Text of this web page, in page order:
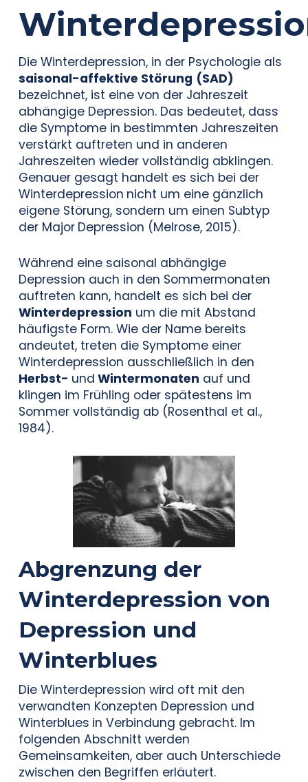
Die Winterdepression, in der Psychologie als
saisonal-affektive Störung (SAD)
bezeichnet, ist eine von der Jahreszeit
abhängige Depression. Das bedeutet, dass
die Symptome in bestimmten Jahreszeiten
verstärkt auftreten und in anderen
Jahreszeiten wieder vollständig abklingen.
Genauer gesagt handelt es sich bei der
Winterdepression nicht um eine gänzlich
eigene Störung, sondern um einen Subtyp
der Major Depression (Melrose, 2015).
Während eine saisonal abhängige
Depression auch in den Sommermonaten
auftreten kann, handelt es sich bei der
Winterdepression um die mit Abstand
häufigste Form. Wie der Name bereits
andeutet, treten die Symptome einer
Winterdepression ausschließlich in den
Herbst- und Wintermonaten auf und
klingen im Frühling oder spätestens im
Sommer vollständig ab (Rosenthal et al.,
1984).
Abgrenzung der
Winterdepression von
Depression und
Winterblues
Die Winterdepression wird oft mit den
verwandten Konzepten Depression und
Winterblues in Verbindung gebracht. Im
folgenden Abschnitt werden
Gemeinsamkeiten, aber auch Unterschiede
zwischen den Begriffen erläutert.